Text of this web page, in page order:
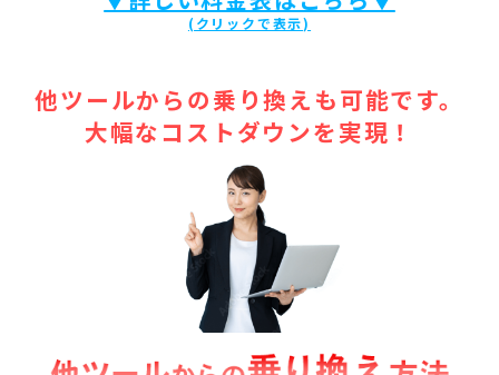
他ツールからの乗り換えも可能です。
大幅なコストダウンを実現！